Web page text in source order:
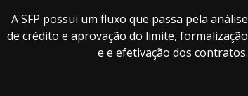
A SFP possui um fluxo que passa pela análise
de crédito e aprovação do limite, formalização
e e efetivação dos contratos.